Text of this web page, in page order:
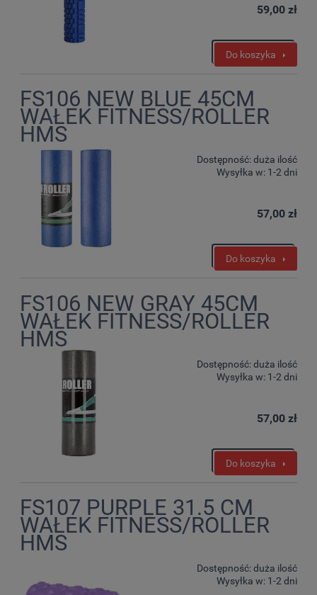
59,00 zł
Do koszyka
FS106 NEW BLUE 45CM
WAŁEK FITNESS/ROLLER
HMS
Dostępność:duża ilość
Wysyłka w: 1-2 dni
57,00 zł
Do koszyka
FS106 NEW GRAY 45CM
WAŁEK FITNESS/ROLLER
HMS
Dostępność:duża ilość
Wysyłka w: 1-2 dni
57,00 zł
Do koszyka
FS107 PURPLE 31.5 CM
WAŁEK FITNESS/ROLLER
HMS
Dostępność:duża ilość
Wysyłka w: 1-2 dni